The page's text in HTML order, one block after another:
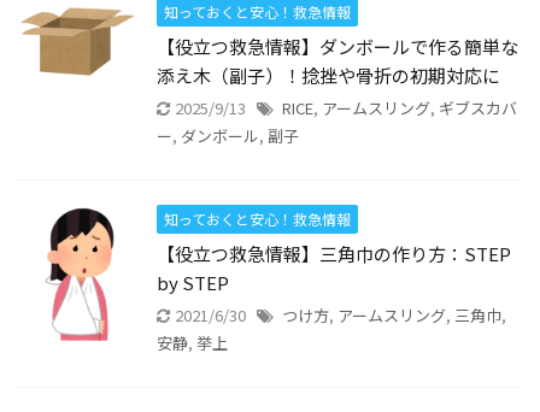
知っておくと安心！救急情報
【役立つ救急情報】ダンボールで作る簡単な
添え木（副子）！捻挫や骨折の初期対応に
2025/9/13 RICE, アームスリング, ギブスカバ
ー, ダンボール, 副子
知っておくと安心！救急情報
【役立つ救急情報】三角巾の作り方：STEP
by STEP
2021/6/30 つけ方, アームスリング, 三角巾,
安静, 挙上